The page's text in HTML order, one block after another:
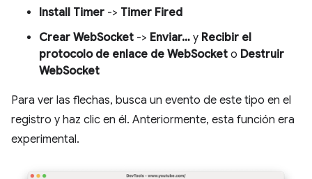
Install Timer -> Timer Fired
Crear WebSocket -> Enviar… y Recibir el
protocolo de enlace de WebSocket o Destruir
WebSocket
Para ver las flechas, busca un evento de este tipo en el
registro y haz clic en él. Anteriormente, esta función era
experimental.